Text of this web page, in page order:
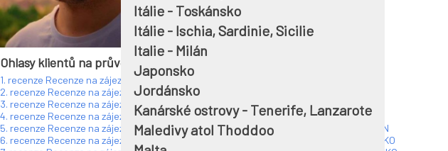
Itálie - Toskánsko
Itálie - Ischia, Sardinie, Sicilie
Italie - Milán
Japonsko
Jordánsko
Kanárské ostrovy - Tenerife, Lanzarote
Maledivy atol Thoddoo
Těším se na cestu s Vámi. Pavel
Ohlasy klientů na průvodce:
1. recenze Recenze na zájezd, průvodce Pavel Douděra, ČERVEN 2026, IRSKO
2. recenze Recenze na zájezd, průvodce Pavel Douděra, ČERVEN 2026, IRSKO
3. recenze Recenze na zájezd, průvodce Pavel Douděra, ČERVEN 2026, IRSKO
4. recenze Recenze na zájezd, průvodce Pavel Douděra, ČERVEN 2026, IRSKO
5. recenze Recenze na zájezd, průvodce Pavel Douděra, KVĚTEN 2026, ANGLIE, LONDÝN
6. recenze Recenze na zájezd, průvodce Pavel Douděra, KVĚTEN 2026, ANGLIE, SKOTSKO